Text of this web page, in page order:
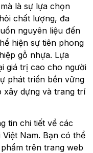
là sự lựa chọn
chất lượng, đa
nguyên liệu đến
hiện sự tiên phong
gỗ nhựa. Lựa
giá trị cao cho người
phát triển bền vững
xây dựng và trang trí
tin chi tiết về các
Nam. Bạn có thể
trên trang web